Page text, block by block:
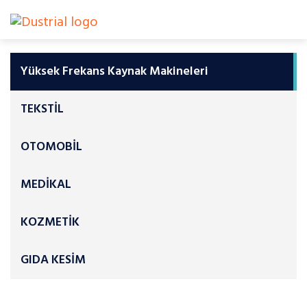
Yüksek Frekans Kaynak Makineleri
TEKSTİL
OTOMOBİL
MEDİKAL
KOZMETİK
GIDA KESİM